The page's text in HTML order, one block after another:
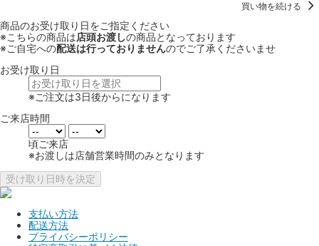
買い物を続ける
商品のお受け取り日をご指定ください
※こちらの商品は店頭お渡しの商品となっております
※ご自宅への配送は行っておりませんのでご了承くださいませ
お受け取り日
※ご注文は3日後からになります
ご来店時間
頃ご来店
※お渡しは店舗営業時間のみとなります
受け取り日時を決定
支払い方法
配送方法
プライバシーポリシー